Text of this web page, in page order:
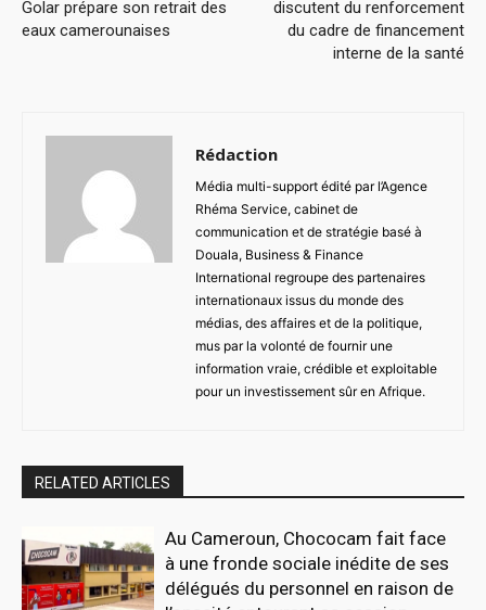
Golar prépare son retrait des
eaux camerounaises
discutent du renforcement
du cadre de financement
interne de la santé
Rédaction
Média multi-support édité par l’Agence
Rhéma Service, cabinet de
communication et de stratégie basé à
Douala, Business & Finance
International regroupe des partenaires
internationaux issus du monde des
médias, des affaires et de la politique,
mus par la volonté de fournir une
information vraie, crédible et exploitable
pour un investissement sûr en Afrique.
RELATED ARTICLES
Au Cameroun, Chococam fait face
à une fronde sociale inédite de ses
délégués du personnel en raison de